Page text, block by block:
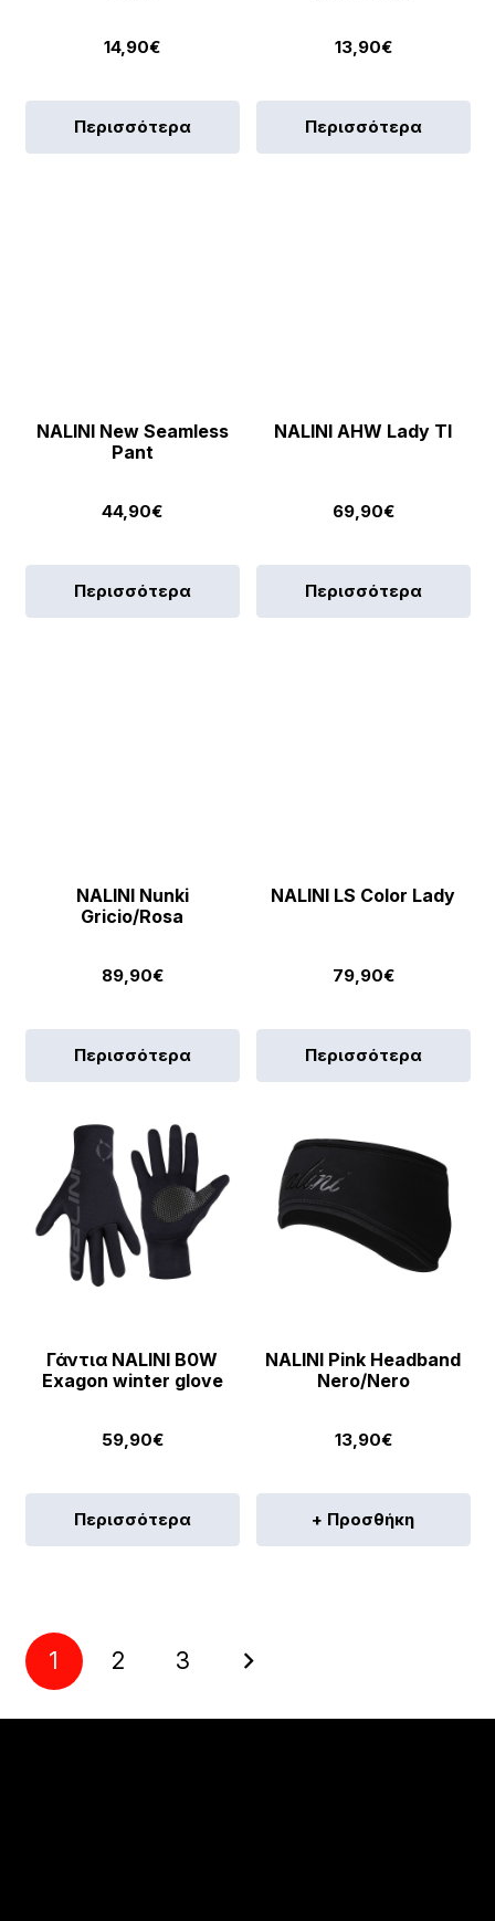
14,90€
Περισσότερα
13,90€
Περισσότερα
NALINI New Seamless
Pant
44,90€
Περισσότερα
NALINI AHW Lady TI
69,90€
Περισσότερα
NALINI Nunki
Gricio/Rosa
89,90€
Περισσότερα
NALINI LS Color Lady
79,90€
Περισσότερα
Γάντια NALINI B0W
Exagon winter glove
59,90€
Περισσότερα
NALINI Pink Headband
Nero/Nero
13,90€
+ Προσθήκη
1 2 3